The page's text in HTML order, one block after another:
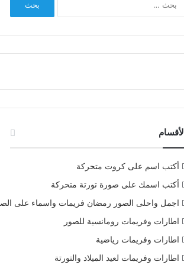
الأقسام
أكتب اسم على كروت متحركة
أكتب اسمك على صورة تورتة متحركة
اجمل واحلى الصور رمضان فريمات واسماء على
اطارات وفريمات رومانسية للصور
اطارات وفريمات رياضية
اطارات وفريمات لعيد الميلاد والتورتة